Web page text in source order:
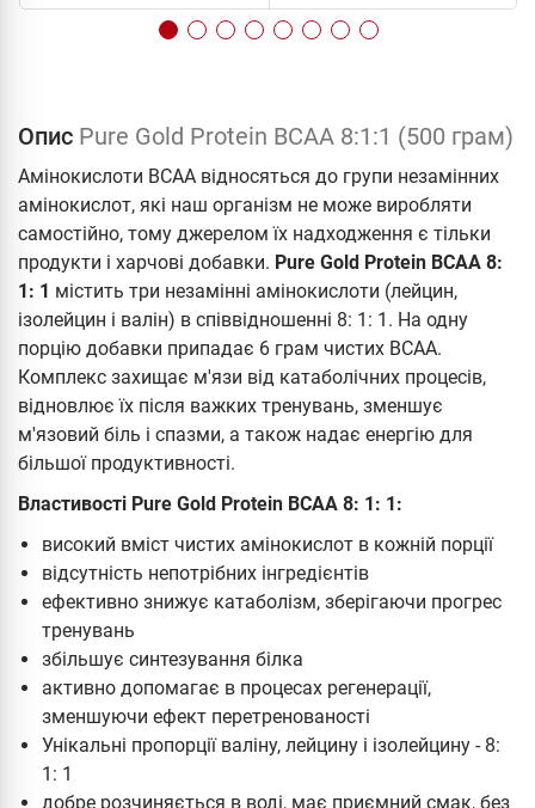
Опис Pure Gold Protein BCAA 8:1:1 (500 грам)
Амінокислоти ВСАА відносяться до групи незамінних
амінокислот, які наш організм не може виробляти
самостійно, тому джерелом їх надходження є тільки
продукти і харчові добавки. Pure Gold Protein BCAA 8:
1: 1 містить три незамінні амінокислоти (лейцин,
ізолейцин і валін) в співвідношенні 8: 1: 1. На одну
порцію добавки припадає 6 грам чистих ВСАА.
Комплекс захищає м'язи від катаболічних процесів,
відновлює їх після важких тренувань, зменшує
м'язовий біль і спазми, а також надає енергію для
більшої продуктивності.
Властивості Pure Gold Protein BCAA 8: 1: 1:
високий вміст чистих амінокислот в кожній порції
відсутність непотрібних інгредієнтів
ефективно знижує катаболізм, зберігаючи прогрес
тренувань
збільшує синтезування білка
активно допомагає в процесах регенерації,
зменшуючи ефект перетренованості
Унікальні пропорції валіну, лейцину і ізолейцину - 8:
1: 1
добре розчиняється в воді, має приємний смак, без